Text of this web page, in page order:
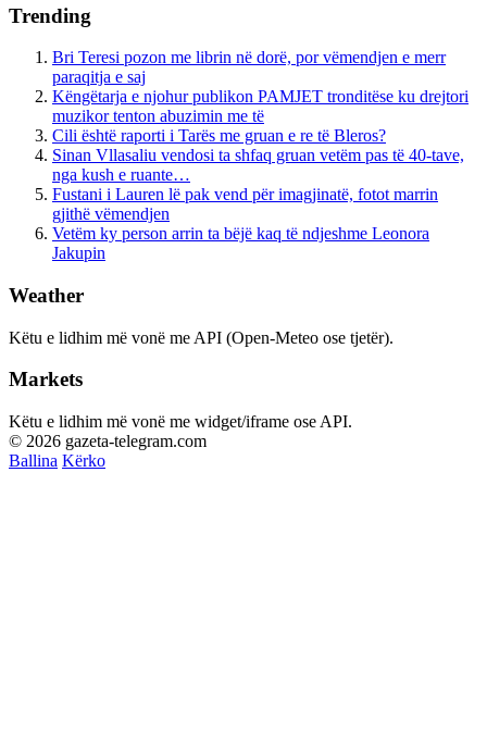
Trending
Bri Teresi pozon me librin në dorë, por vëmendjen e merr
paraqitja e saj
Këngëtarja e njohur publikon PAMJET tronditëse ku drejtori
muzikor tenton abuzimin me të
Cili është raporti i Tarës me gruan e re të Bleros?
Sinan Vllasaliu vendosi ta shfaq gruan vetëm pas të 40-tave,
nga kush e ruante…
Fustani i Lauren lë pak vend për imagjinatë, fotot marrin
gjithë vëmendjen
Vetëm ky person arrin ta bëjë kaq të ndjeshme Leonora
Jakupin
Weather
Këtu e lidhim më vonë me API (Open-Meteo ose tjetër).
Markets
Këtu e lidhim më vonë me widget/iframe ose API.
© 2026 gazeta-telegram.com
Ballina Kërko